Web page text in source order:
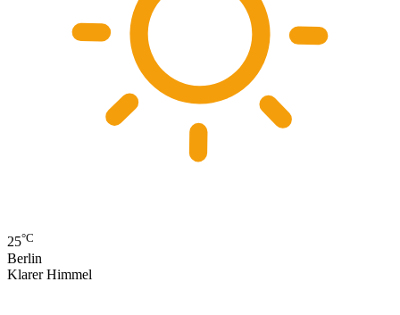
25°C
Berlin
Klarer Himmel